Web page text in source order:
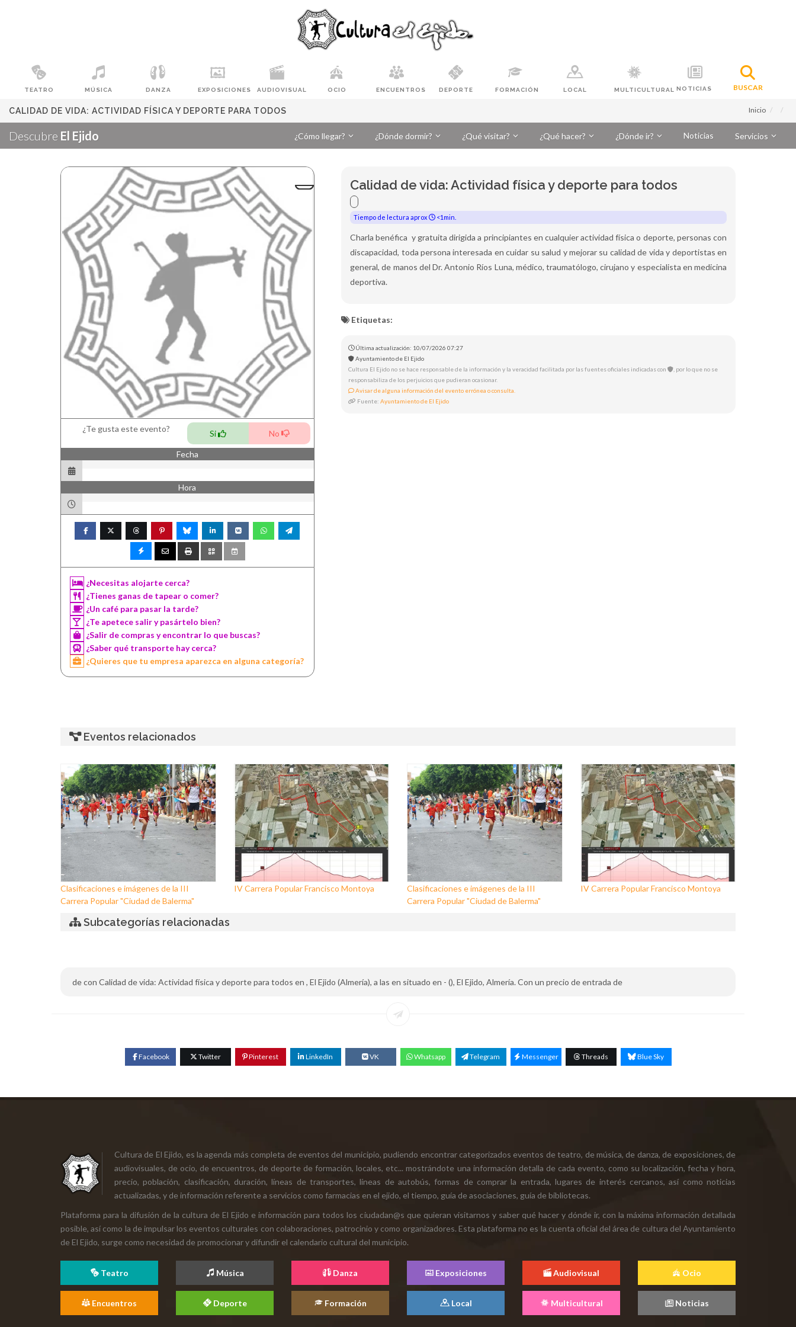
TEATRO MÚSICA DANZA EXPOSICIONES AUDIOVISUAL OCIO ENCUENTROS DEPORTE FORMACIÓN LOCAL MULTICULTURAL NOTICIAS BUSCAR
CALIDAD DE VIDA: ACTIVIDAD FÍSICA Y DEPORTE PARA TODOS Inicio
Descubre El Ejido ¿Cómo llegar? ¿Dónde dormir? ¿Qué visitar? ¿Qué hacer? ¿Dónde ir? Noticias Servicios
¿Te gusta este evento? Si No
Fecha
Hora
¿Necesitas alojarte cerca?
¿Tienes ganas de tapear o comer?
¿Un café para pasar la tarde?
¿Te apetece salir y pasártelo bien?
¿Salir de compras y encontrar lo que buscas?
¿Saber qué transporte hay cerca?
¿Quieres que tu empresa aparezca en alguna categoría?
Calidad de vida: Actividad física y deporte para todos
Tiempo de lectura aprox <1min.
Charla benéfica y gratuita dirigida a principiantes en cualquier actividad física o deporte, personas con
discapacidad, toda persona interesada en cuidar su salud y mejorar su calidad de vida y deportistas en
general, de manos del Dr. Antonio Ríos Luna, médico, traumatólogo, cirujano y especialista en medicina
deportiva.
Etiquetas:
Última actualización: 10/07/2026 07:27
Ayuntamiento de El Ejido
Cultura El Ejido no se hace responsable de la información y la veracidad facilitada por las fuentes oficiales indicadas con
, por lo que no se
responsabiliza de los perjuicios que pudieran ocasionar.
Avisar de alguna información del evento errónea o consulta.
Fuente:Ayuntamiento de El Ejido
Eventos relacionados
Clasificaciones e imágenes de la III
Carrera Popular "Ciudad de Balerma"
IV Carrera Popular Francisco Montoya
Clasificaciones e imágenes de la III
Carrera Popular "Ciudad de Balerma"
IV Carrera Popular Francisco Montoya
Subcategorías relacionadas
de con Calidad de vida: Actividad física y deporte para todos en , El Ejido (Almería), a las en situado en - (), El Ejido, Almería. Con un precio de entrada de
Facebook Twitter Pinterest LinkedIn VK Whatsapp Telegram Messenger Threads Blue Sky
Cultura de El Ejido, es la agenda más completa de eventos del municipio, pudiendo encontrar categorizados eventos de teatro, de música, de danza, de exposiciones, de
audiovisuales, de ocio, de encuentros, de deporte de formación, locales, etc... mostrándote una información detalla de cada evento, como su localización, fecha y hora,
precio, población, clasificación, duración, líneas de transportes, líneas de autobús, formas de comprar la entrada, lugares de interés cercanos, así como noticias
actualizadas, y de información referente a servicios como farmacias en el ejido, el tiempo, guía de asociaciones, guía de bibliotecas.
Plataforma para la difusión de la cultura de El Ejido e información para todos los ciudadan@s que quieran visitarnos y saber qué hacer y dónde ir, con la máxima información detallada
posible, así como la de impulsar los eventos culturales con colaboraciones, patrocinio y como organizadores. Esta plataforma no es la cuenta oficial del área de cultura del Ayuntamiento
de El Ejido, surge como necesidad de promocionar y difundir el calendario cultural del municipio.
Teatro Música Danza Exposiciones Audiovisual Ocio
Encuentros Deporte Formación Local Multicultural Noticias